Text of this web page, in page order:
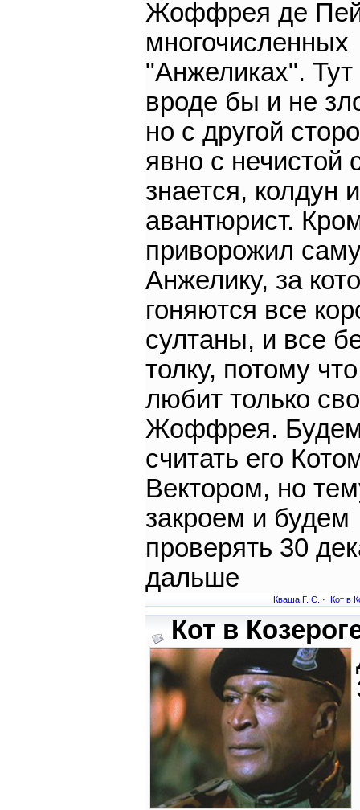
Жоффрея де
многочисленных
"Анжеликах". Тут
вроде бы и не
но с другой
явно с нечистой
знается, колдун и
авантюрист.
приворожил
Анжелику, за
гоняются все
султаны, и все
толку, потому
любит только
Жоффрея.
считать его
Вектором, но
закроем и будем
проверять 30
дальше
Кваша Г. С. · Кот в
Кот в